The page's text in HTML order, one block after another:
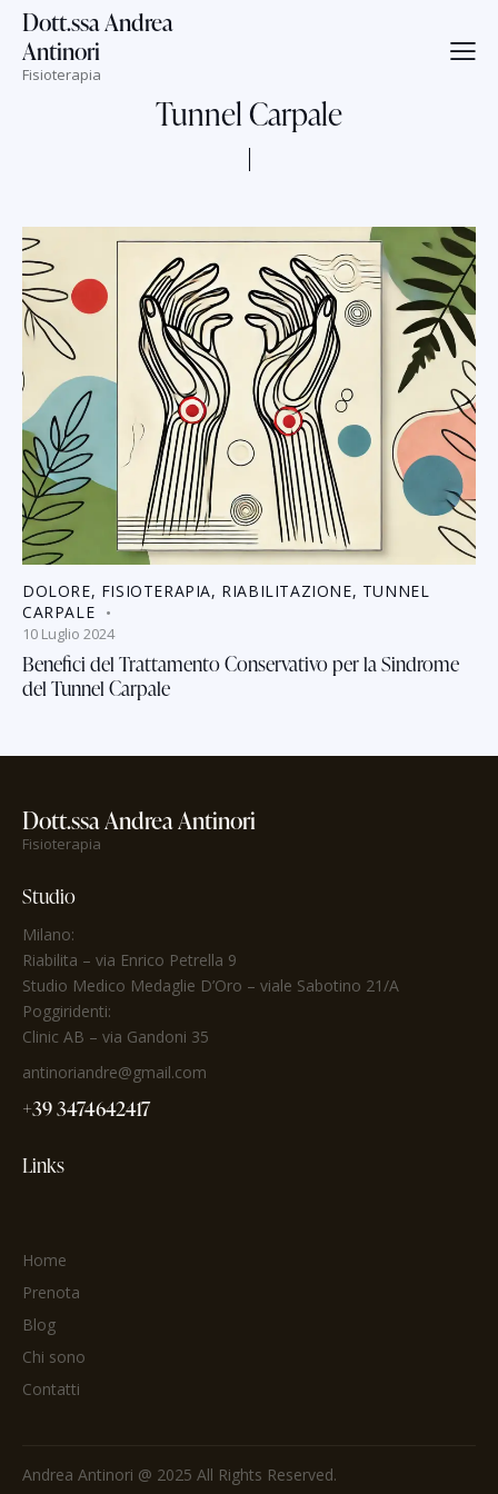
Dott.ssa Andrea
Antinori
Fisioterapia
Tunnel Carpale
DOLORE, FISIOTERAPIA, RIABILITAZIONE, TUNNEL
CARPALE
10 Luglio 2024
Benefici del Trattamento Conservativo per la Sindrome
del Tunnel Carpale
Dott.ssa Andrea Antinori
Fisioterapia
Studio
Milano:
Riabilita – via Enrico Petrella 9
Studio Medico Medaglie D’Oro – viale Sabotino 21/A
Poggiridenti:
Clinic AB – via Gandoni 35
antinoriandre@gmail.com
+39 3474642417
Links
Home
Prenota
Blog
Chi sono
Contatti
Andrea Antinori @ 2025 All Rights Reserved.